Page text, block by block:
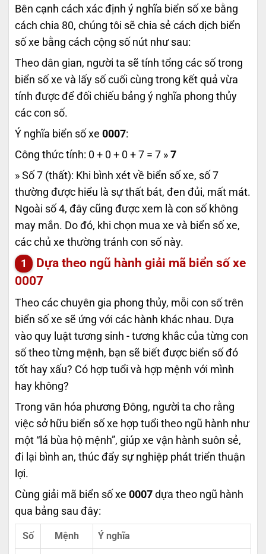
Bên cạnh cách xác định ý nghĩa biển số xe bằng
cách chia 80, chúng tôi sẽ chia sẻ cách dịch biển
số xe bằng cách cộng số nút như sau:
Theo dân gian, người ta sẽ tính tổng các số trong
biển số xe và lấy số cuối cùng trong kết quả vừa
tính được để đối chiếu bảng ý nghĩa phong thủy
các con số.
Ý nghĩa biển số xe 0007:
Công thức tính: 0 + 0 + 0 + 7 = 7 » 7
» Số 7 (thất): Khi bình xét về biển số xe, số 7
thường được hiểu là sự thất bát, đen đủi, mất mát.
Ngoài số 4, đây cũng được xem là con số không
may mắn. Do đó, khi chọn mua xe và biển số xe,
các chủ xe thường tránh con số này.
Dựa theo ngũ hành giải mã biển số xe
0007
Theo các chuyên gia phong thủy, mỗi con số trên
biển số xe sẽ ứng với các hành khác nhau. Dựa
vào quy luật tương sinh - tương khắc của từng con
số theo từng mệnh, bạn sẽ biết được biển số đó
tốt hay xấu? Có hợp tuổi và hợp mệnh với mình
hay không?
Trong văn hóa phương Đông, người ta cho rằng
việc sở hữu biển số xe hợp tuổi theo ngũ hành như
một “lá bùa hộ mệnh”, giúp xe vận hành suôn sẻ,
đi lại bình an, thúc đẩy sự nghiệp phát triển thuận
lợi.
Cùng giải mã biển số xe 0007 dựa theo ngũ hành
qua bảng sau đây:
Số Mệnh Ý nghĩa